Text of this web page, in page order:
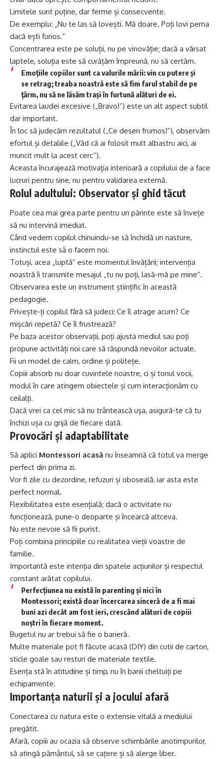
Limitele sunt puține, dar ferme și consecvente.
De exemplu: „Nu te las să lovești. Mă doare. Poți lovi perna
dacă ești furios.”
Concentrarea este pe soluții, nu pe vinovăție; dacă a vărsat
laptele, soluția este să curățăm împreună, nu să certăm.
Emoțiile copiilor sunt ca valurile mării: vin cu putere și
se retrag; treaba noastră este să fim farul stabil de pe
țărm, nu să ne lăsăm trași în furtună alături de ei.
Evitarea laudei excesive („Bravo!”) este un alt aspect subtil
dar important.
În loc să judecăm rezultatul („Ce desen frumos!”), observăm
efortul și detaliile („Văd că ai folosit mult albastru aici, ai
muncit mult la acest cerc”).
Aceasta încurajează motivația interioară a copilului de a face
lucruri pentru sine, nu pentru validarea externă.
Rolul adultului: Observator și ghid tăcut
Poate cea mai grea parte pentru un părinte este să învețe
să nu intervină imediat.
Când vedem copilul chinuindu-se să închidă un nasture,
instinctul este să o facem noi.
Totuși, acea „luptă” este momentul învățării; intervenția
noastră îi transmite mesajul „tu nu poți, lasă-mă pe mine”.
Observarea este un instrument științific în această
pedagogie.
Privește-ți copilul fără să judeci: Ce îl atrage acum? Ce
mișcări repetă? Ce îl frustrează?
Pe baza acestor observații, poți ajusta mediul sau poți
propune activități noi care să răspundă nevoilor actuale.
Fii un model de calm, ordine și politețe.
Copiii absorb nu doar cuvintele noastre, ci și tonul vocii,
modul în care atingem obiectele și cum interacționăm cu
ceilalți.
Dacă vrei ca cel mic să nu trântească ușa, asigură-te că tu
închizi ușa cu grijă de fiecare dată.
Provocări și adaptabilitate
Să aplici Montessori acasă nu înseamnă că totul va merge
perfect din prima zi.
Vor fi zile cu dezordine, refuzuri și oboseală, iar asta este
perfect normal.
Flexibilitatea este esențială; dacă o activitate nu
funcționează, pune-o deoparte și încearcă altceva.
Nu este nevoie să fii purist.
Poți combina principiile cu realitatea vieții voastre de
familie.
Importantă este intenția din spatele acțiunilor și respectul
constant arătat copilului.
Perfecțiunea nu există în parenting și nici în
Montessori; există doar încercarea sinceră de a fi mai
buni azi decât am fost ieri, crescând alături de copiii
noștri în fiecare moment.
Bugetul nu ar trebui să fie o barieră.
Multe materiale pot fi făcute acasă (DIY) din cutii de carton,
sticle goale sau resturi de materiale textile.
Esența stă în atitudine și timp, nu în banii cheltuiți pe
echipamente.
Importanța naturii și a jocului afară
Conectarea cu natura este o extensie vitală a mediului
pregătit.
Afară, copiii au ocazia să observe schimbările anotimpurilor,
să atingă pământul, să se cațere și să alerge liber.